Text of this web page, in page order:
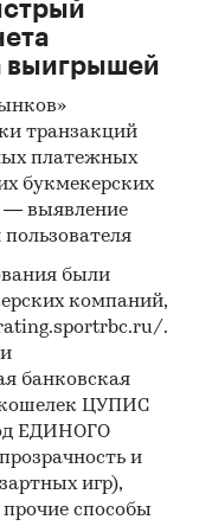
с
и не является
/ ... /
выигрышей
транзакций
платежных
букмекерских
— выявление
были
компаний,
.
банковская
кошелек ЦУПИС
ЕДИНОГО
и
игр),
способы